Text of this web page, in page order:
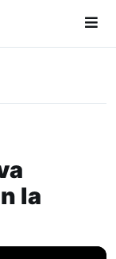
la